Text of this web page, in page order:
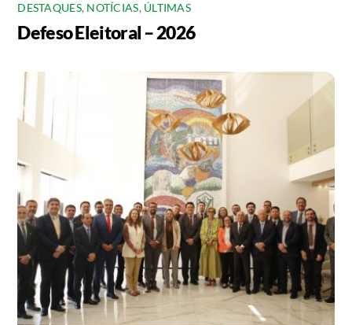
DESTAQUES, NOTÍCIAS, ÚLTIMAS
Defeso Eleitoral – 2026